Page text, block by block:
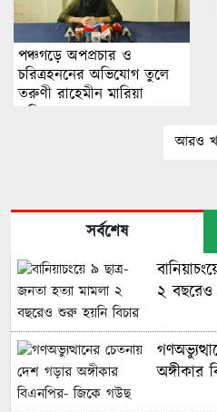
পঞ্চগড়ে অপপ্রচার ও
চরিত্রহননের অভিযোগ তুলে
তরুণী রাহেমীন মারিয়া
এলিনের সংবাদ সম্মেলন
আরও
সর্বশেষ
২ বছরেও